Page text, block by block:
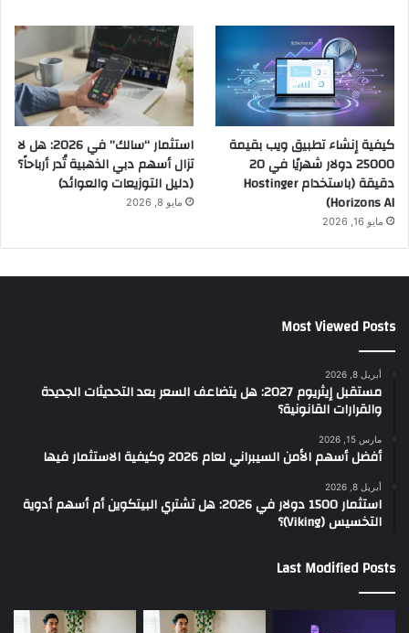
كيفية إنشاء تطبيق ويب بقيمة
25000 دولار شهريًا في 20
دقيقة (باستخدام Hostinger
Horizons AI)
مايو 16, 2026
استثمار “سالك” في 2026: هل لا
تزال أسهم دبي الذهبية تُدر أرباحاً؟
(دليل التوزيعات والعوائد)
مايو 8, 2026
Most Viewed Posts
أبريل 8, 2026
مستقبل إيثريوم 2027: هل يتضاعف السعر بعد التحديثات الجديدة
والقرارات القانونية؟
مارس 15, 2026
أفضل أسهم الأمن السيبراني لعام 2026 وكيفية الاستثمار فيها
أبريل 8, 2026
استثمار 1500 دولار في 2026: هل تشتري البيتكوين أم أسهم أدوية
التخسيس (Viking)؟
Last Modified Posts